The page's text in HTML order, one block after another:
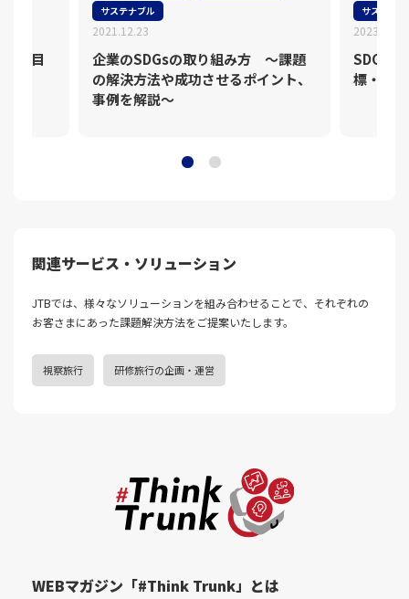
を目
サステナブル
2021.12.23
企業のSDGsの取り組み方 ～課題
の解決方法や成功させるポイント、
事例を解説～
サステナ
2023.02.17
SDGs、
標・業
関連サービス・ソリューション
JTBでは、様々なソリューションを組み合わせることで、それぞれの
お客さまにあった課題解決⽅法をご提案いたします。
視察旅行 研修旅行の企画・運営
WEBマガジン「#Think Trunk」とは